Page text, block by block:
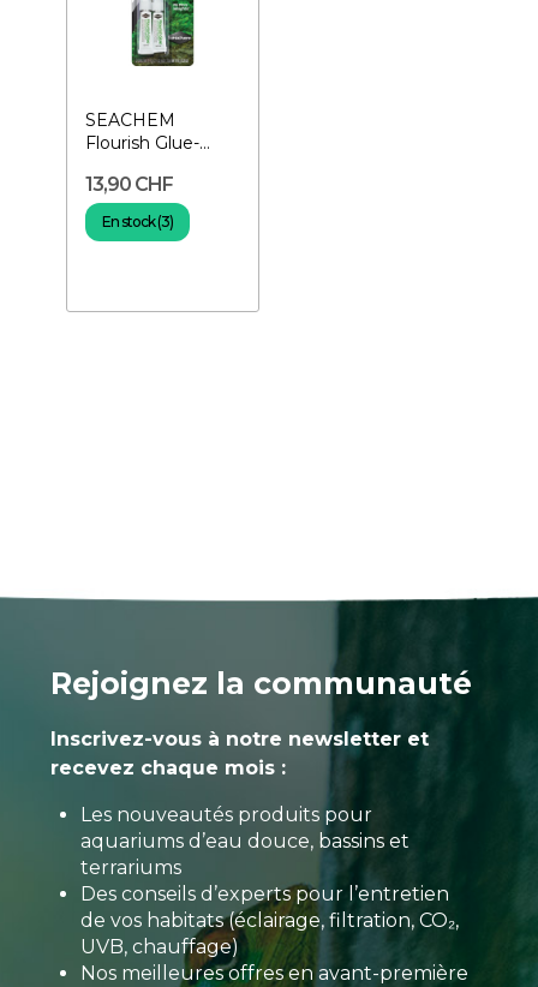
SEACHEM
Flourish Glue-
pour plantes
13,90 CHF
En stock (3)
Rejoignez la communauté
Inscrivez-vous à notre newsletter et
recevez chaque mois :
Les nouveautés produits pour
aquariums d’eau douce, bassins et
terrariums
Des conseils d’experts pour l’entretien
de vos habitats (éclairage, filtration, CO₂,
UVB, chauffage)
Nos meilleures offres en avant-première